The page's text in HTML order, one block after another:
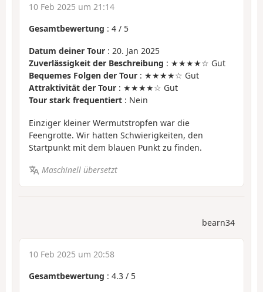
10 Feb 2025 um 21:14
Gesamtbewertung : 4 / 5
Datum deiner Tour : 20. Jan 2025
Zuverlässigkeit der Beschreibung : ★★★★☆ Gut
Bequemes Folgen der Tour : ★★★★☆ Gut
Attraktivität der Tour : ★★★★☆ Gut
Tour stark frequentiert : Nein
Einziger kleiner Wermutstropfen war die
Feengrotte. Wir hatten Schwierigkeiten, den
Startpunkt mit dem blauen Punkt zu finden.
Maschinell übersetzt
bearn34
10 Feb 2025 um 20:58
Gesamtbewertung : 4.3 / 5